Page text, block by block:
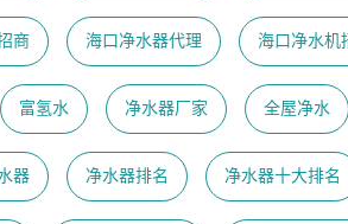
商 海口净水器代理 海口净水机
富氢水 净水器厂家 全屋净水
器 净水器排名 净水器十大排名